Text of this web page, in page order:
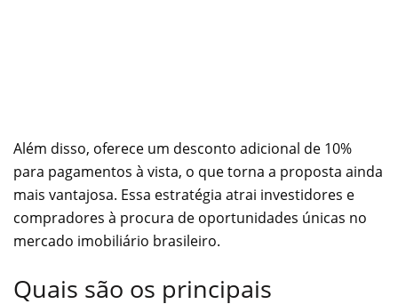
Além disso, oferece um desconto adicional de 10%
para pagamentos à vista, o que torna a proposta ainda
mais vantajosa. Essa estratégia atrai investidores e
compradores à procura de oportunidades únicas no
mercado imobiliário brasileiro.
Quais são os principais